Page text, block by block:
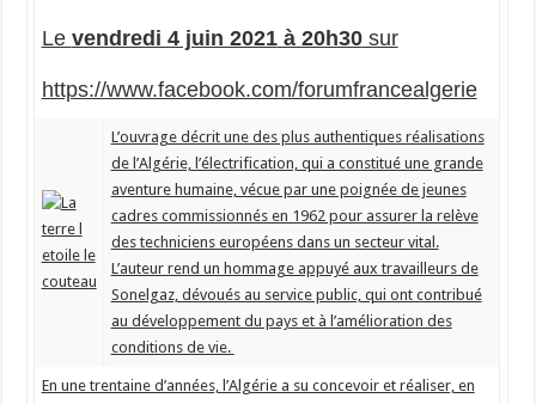
Le vendredi 4 juin 2021à 20h30sur
https://www.facebook.com/forumfrancealgerie
L’ouvrage décrit une des plus authentiques réalisations
de l’Algérie, l’électrification, qui a constitué une grande
aventure humaine, vécue par une poignée de jeunes
cadres commissionnés en 1962 pour assurer la relève
des techniciens européens dans un secteur vital.
L’auteur rend un hommage appuyé aux travailleurs de
Sonelgaz, dévoués au service public, qui ont contribué
au développement du pays et à l’amélioration des
conditions de vie.
En une trentaine d’années, l’Algérie a su concevoir et réaliser, en